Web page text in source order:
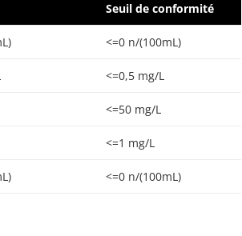
Seuil de conformité
<=0 n/(100mL)
<=0,5 mg/L
<=50 mg/L
<=1 mg/L
<=0 n/(100mL)